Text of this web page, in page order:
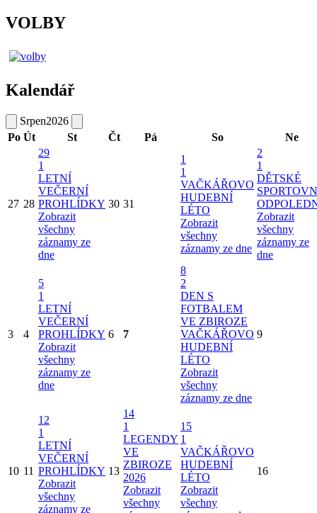
VOLBY
Kalendář
Srpen2026
Po Út St Čt Pá So Ne
27 28
29
1
LETNÍ
VEČERNÍ
PROHLÍDKY
Zobrazit
všechny
záznamy ze
dne
30 31
1
1
VAČKÁŘOVO
HUDEBNÍ
LÉTO
Zobrazit
všechny
záznamy ze dne
2
1
DĚTSKÉ
Zobrazit
všechny
záznamy ze
dne
3 4
5
1
LETNÍ
VEČERNÍ
PROHLÍDKY
Zobrazit
všechny
záznamy ze
dne
6 7
8
2
DEN S
FOTBALEM
VE ZBIROZE
VAČKÁŘOVO
HUDEBNÍ
LÉTO
Zobrazit
všechny
záznamy ze dne
9
10 11
12
1
LETNÍ
VEČERNÍ
PROHLÍDKY
Zobrazit
všechny
záznamy ze
13
14
1
LEGENDY
VE
ZBIROZE
2026
Zobrazit
všechny
15
1
VAČKÁŘOVO
HUDEBNÍ
LÉTO
Zobrazit
všechny
16